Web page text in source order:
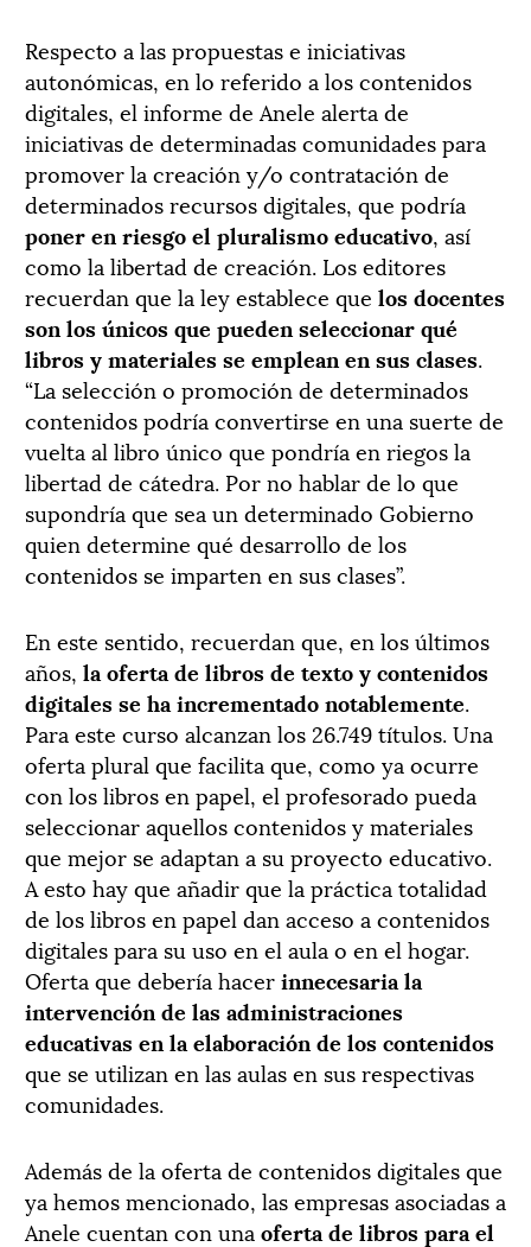
Respecto a las propuestas e iniciativas
autonómicas, en lo referido a los contenidos
digitales, el informe de Anele alerta de
iniciativas de determinadas comunidades para
promover la creación y/o contratación de
determinados recursos digitales, que podría
poner en riesgo el pluralismo educativo, así
como la libertad de creación. Los editores
recuerdan que la ley establece que los docentes
son los únicos que pueden seleccionar qué
libros y materiales se emplean en sus clases.
“La selección o promoción de determinados
contenidos podría convertirse en una suerte de
vuelta al libro único que pondría en riegos la
libertad de cátedra. Por no hablar de lo que
supondría que sea un determinado Gobierno
quien determine qué desarrollo de los
contenidos se imparten en sus clases”.
En este sentido, recuerdan que, en los últimos
años, la oferta de libros de texto y contenidos
digitales se ha incrementado notablemente.
Para este curso alcanzan los 26.749 títulos. Una
oferta plural que facilita que, como ya ocurre
con los libros en papel, el profesorado pueda
seleccionar aquellos contenidos y materiales
que mejor se adaptan a su proyecto educativo.
A esto hay que añadir que la práctica totalidad
de los libros en papel dan acceso a contenidos
digitales para su uso en el aula o en el hogar.
Oferta que debería hacerinnecesaria la
intervención de las administraciones
educativas en la elaboración de los contenidos
que se utilizan en las aulas en sus respectivas
comunidades.
Además de la oferta de contenidos digitales que
ya hemos mencionado, las empresas asociadas a
Anele cuentan con una oferta de libros para el